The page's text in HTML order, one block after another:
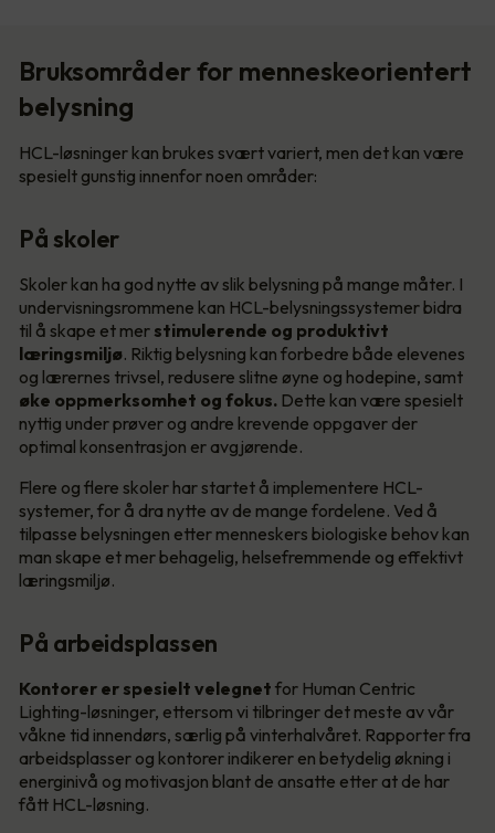
Bruksområder for menneskeorientert
belysning
HCL-løsninger kan brukes svært variert, men det kan være
spesielt gunstig innenfor noen områder:
På skoler
Skoler kan ha god nytte av slik belysning på mange måter. I
undervisningsrommene kan HCL-belysningssystemer bidra
til å skape et mer stimulerende og produktivt
læringsmiljø. Riktig belysning kan forbedre både elevenes
og lærernes trivsel, redusere slitne øyne og hodepine, samt
øke oppmerksomhet og fokus. Dette kan være spesielt
nyttig under prøver og andre krevende oppgaver der
optimal konsentrasjon er avgjørende.
Flere og flere skoler har startet å implementere HCL-
systemer, for å dra nytte av de mange fordelene. Ved å
tilpasse belysningen etter menneskers biologiske behov kan
man skape et mer behagelig, helsefremmende og effektivt
læringsmiljø.
På arbeidsplassen
Kontorer er spesielt velegnet for Human Centric
Lighting-løsninger, ettersom vi tilbringer det meste av vår
våkne tid innendørs, særlig på vinterhalvåret. Rapporter fra
arbeidsplasser og kontorer indikerer en betydelig økning i
energinivå og motivasjon blant de ansatte etter at de har
fått HCL-løsning.